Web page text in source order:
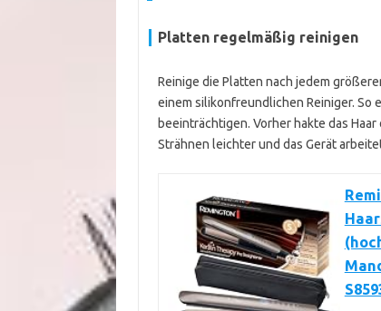
Platten regelmäßig reinigen
Reinige die Platten nach jedem
einem silikonfreundlichen Reiniger.
beeinträchtigen. Vorher hakte das
Strähnen leichter und das Gerät